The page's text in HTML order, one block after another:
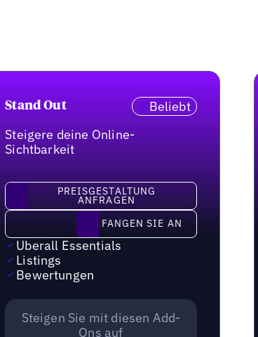
Stand Out
Beliebt
Steigere deine Online-
Sichtbarkeit
Preisgestaltung anfragen
PREISGESTALTUNG
ANFRAGEN
Fangen Sie an FANGEN SIE AN
Uberall Essentials
Listings
Bewertungen
Steigen Sie mit diesen Add-
Ons auf